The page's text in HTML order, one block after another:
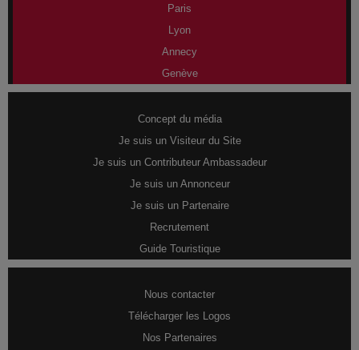
Paris
Lyon
Annecy
Genève
Concept du média
Je suis un Visiteur du Site
Je suis un Contributeur Ambassadeur
Je suis un Annonceur
Je suis un Partenaire
Recrutement
Guide Touristique
Nous contacter
Télécharger les Logos
Nos Partenaires